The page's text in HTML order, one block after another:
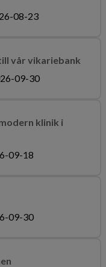
08-23
vår vikariebank
09-30
klinik i
09-18
09-30